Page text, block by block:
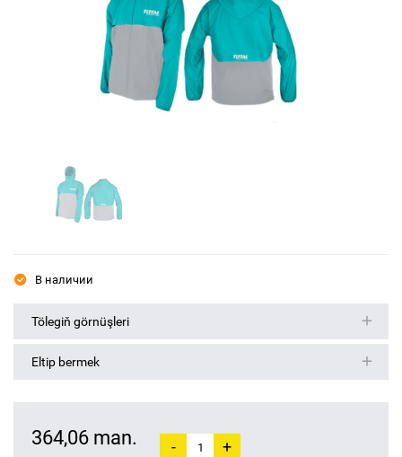
В наличии
Tölegiň görnüşleri
Eltip bermek
364,06 man. - +